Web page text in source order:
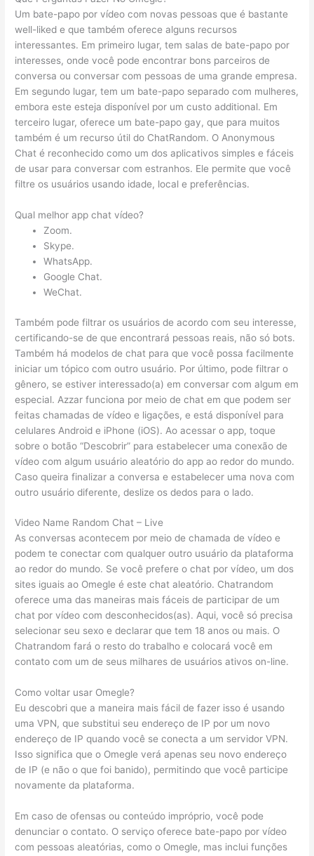
Um bate-papo por vídeo com novas pessoas que é bastante
well-liked e que também oferece alguns recursos
interessantes. Em primeiro lugar, tem salas de bate-papo por
interesses, onde você pode encontrar bons parceiros de
conversa ou conversar com pessoas de uma grande empresa.
Em segundo lugar, tem um bate-papo separado com mulheres,
embora este esteja disponível por um custo additional. Em
terceiro lugar, oferece um bate-papo gay, que para muitos
também é um recurso útil do ChatRandom. O Anonymous
Chat é reconhecido como um dos aplicativos simples e fáceis
de usar para conversar com estranhos. Ele permite que você
filtre os usuários usando idade, local e preferências.
Qual melhor app chat vídeo?
Zoom.
Skype.
WhatsApp.
Google Chat.
WeChat.
Também pode filtrar os usuários de acordo com seu interesse,
certificando-se de que encontrará pessoas reais, não só bots.
Também há modelos de chat para que você possa facilmente
iniciar um tópico com outro usuário. Por último, pode filtrar o
gênero, se estiver interessado(a) em conversar com algum em
especial. Azzar funciona por meio de chat em que podem ser
feitas chamadas de vídeo e ligações, e está disponível para
celulares Android e iPhone (iOS). Ao acessar o app, toque
sobre o botão “Descobrir” para estabelecer uma conexão de
vídeo com algum usuário aleatório do app ao redor do mundo.
Caso queira finalizar a conversa e estabelecer uma nova com
outro usuário diferente, deslize os dedos para o lado.
Video Name Random Chat – Live
As conversas acontecem por meio de chamada de vídeo e
podem te conectar com qualquer outro usuário da plataforma
ao redor do mundo. Se você prefere o chat por vídeo, um dos
sites iguais ao Omegle é este chat aleatório. Chatrandom
oferece uma das maneiras mais fáceis de participar de um
chat por vídeo com desconhecidos(as). Aqui, você só precisa
selecionar seu sexo e declarar que tem 18 anos ou mais. O
Chatrandom fará o resto do trabalho e colocará você em
contato com um de seus milhares de usuários ativos on-line.
Como voltar usar Omegle?
Eu descobri que a maneira mais fácil de fazer isso é usando
uma VPN, que substitui seu endereço de IP por um novo
endereço de IP quando você se conecta a um servidor VPN.
Isso significa que o Omegle verá apenas seu novo endereço
de IP (e não o que foi banido), permitindo que você participe
novamente da plataforma.
Em caso de ofensas ou conteúdo impróprio, você pode
denunciar o contato. O serviço oferece bate-papo por vídeo
com pessoas aleatórias, como o Omegle, mas inclui funções